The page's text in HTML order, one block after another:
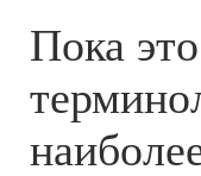
Пока